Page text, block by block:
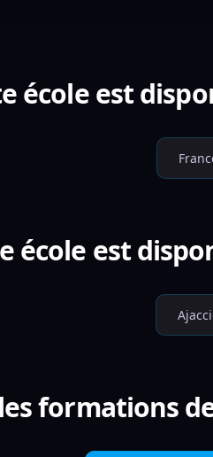
école est
école est
formations